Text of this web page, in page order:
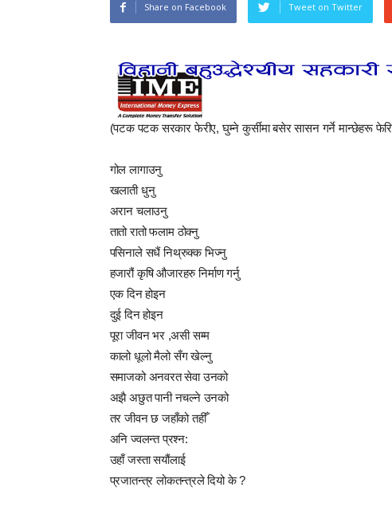
Share on Facebook Tweet on Twitter
(पटक पटक सरकार फेरीए, घुम्ने कुर्सीमा बसेर सासन गर्ने मान्छेहरू
गोल लागाउनु
खलाती धुनु
अरान चलाउनु
तातो रातो फलाम ठोक्नु
पसिनाले सधैं निथ्रुक्क भिज्नु
हजारौं कृषि औजारहरु निर्माण गर्नु
एक दिन होइन
दुई दिन होइन
पूरा जीवन भर ,असी सम्म
कालो धूलो मैलो सँग खेल्नु
समाजको अनवरत सेवा उनको
अझै अछुत पानी नचल्ने उनको
तर जीवन छ जहाँको तहीँ
अनि ज्वलन्त प्रश्न:
उहाँ जस्ता सयौंलाई
प्रजातन्त्र लोकतन्त्रले दियो के ?